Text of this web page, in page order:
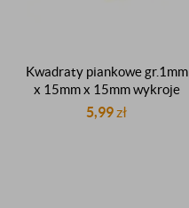
Kwadraty piankowe gr.1mm
x 15mm x 15mm wykroje
samoprzylepne klejące
5,99zł